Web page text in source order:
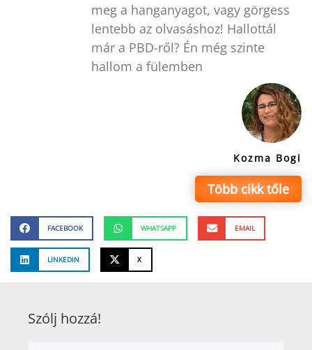
Kozma Bogi
Több cikk tőle
FACEBOOK WHATSAPP EMAIL
LINKEDIN X
meg a hanganyagot, vagy görgess
lentebb az olvasáshoz! Hallottál
már a PBD-ről? Én még szinte
hallom a fülemben
Szólj hozzá!